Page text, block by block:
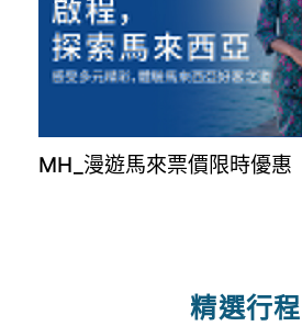
MH_漫遊馬來票價限時優惠
精選行程